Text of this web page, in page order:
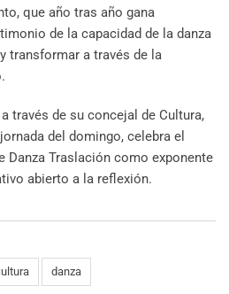
que año tras año gana
de la capacidad de la danza
transformar a través de la
través de su concejal de Cultura,
del domingo, celebra el
Danza Traslación como exponente
abierto a la reflexión.
danza